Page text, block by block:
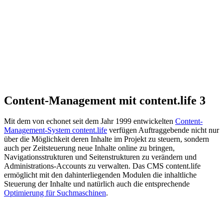
Content-Management mit content.life 3
Mit dem von echonet seit dem Jahr 1999 entwickelten Content-
Management-System content.life verfügen Auftraggebende nicht nur
über die Möglichkeit deren Inhalte im Projekt zu steuern, sondern
auch per Zeitsteuerung neue Inhalte online zu bringen,
Navigationsstrukturen und Seitenstrukturen zu verändern und
Administrations-Accounts zu verwalten. Das CMS content.life
ermöglicht mit den dahinterliegenden Modulen die inhaltliche
Steuerung der Inhalte und natürlich auch die entsprechende
Optimierung für Suchmaschinen.